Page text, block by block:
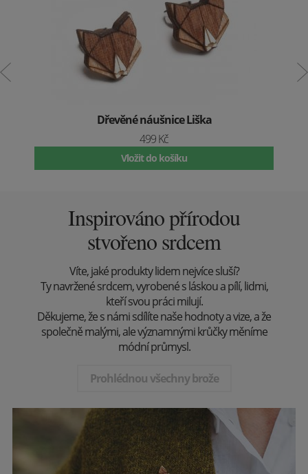
Dřevěné náušnice Liška
499 Kč
Vložit do košíku
Inspirováno přírodou
stvořeno srdcem
Víte, jaké produkty lidem nejvíce sluší?
Ty navržené srdcem, vyrobené s láskou a pílí, lidmi,
kteří svou práci milují.
Děkujeme, že s námi sdílíte naše hodnoty a vize, a že
společně malými, ale významnými krůčky měníme
módní průmysl.
Prohlédnou všechny brože